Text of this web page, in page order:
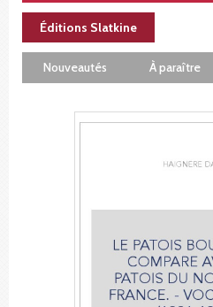
Éditions Slatkine
Nouveautés À paraître